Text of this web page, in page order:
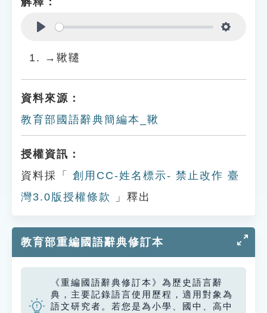
→鞦韆
資料來源：
教育部國語辭典簡編本_鞦
授權資訊：
資料採「
創用CC-姓名標示- 禁止改作 臺
灣3.0版授權條款
」釋出
教育部重編國語辭典修訂本
《重編國語辭典修訂本》為歷史語言辭
典，主要記錄語言使用歷程，適用對象為
語文研究者。若您是為小學、國中、高中